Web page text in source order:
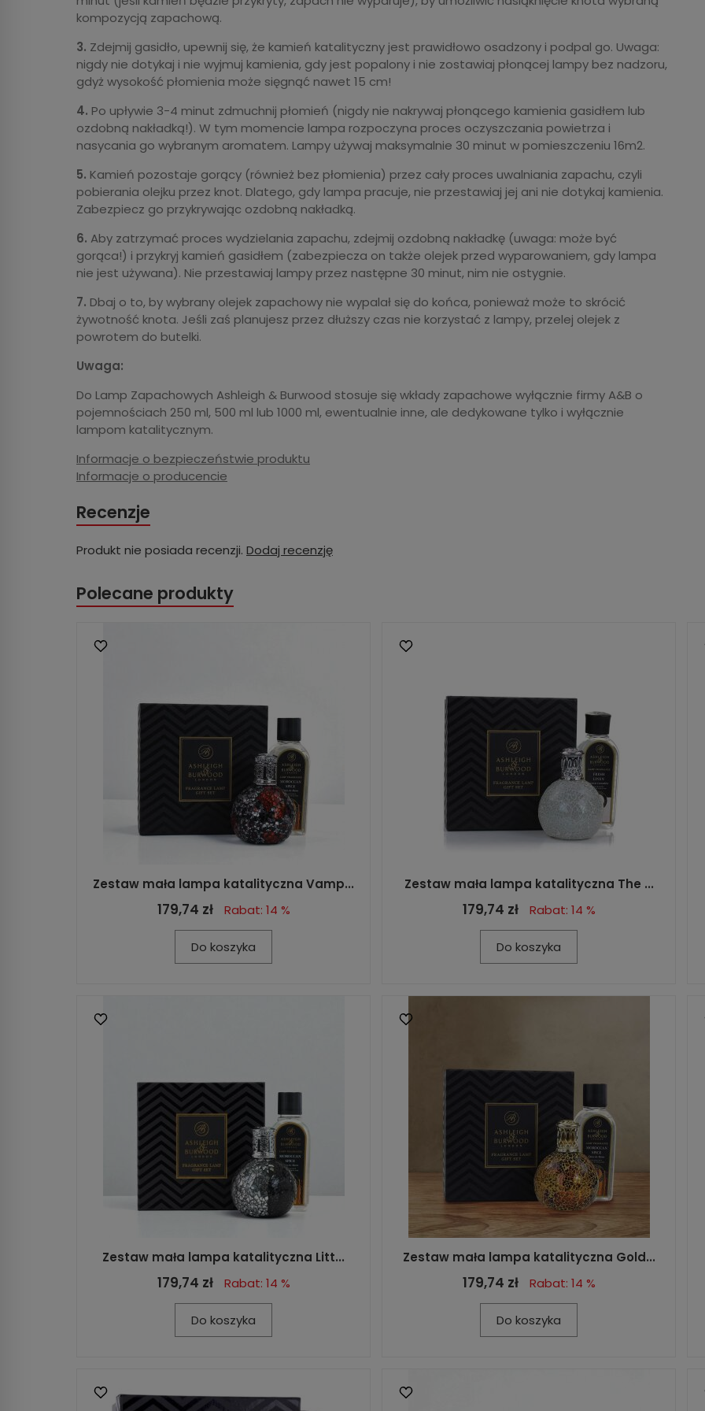
kompozycją zapachową.
3. Zdejmij gasidło, upewnij się, że kamień katalityczny jest prawidłowo osadzony i podpal go. Uwaga:
nigdy nie dotykaj i nie wyjmuj kamienia, gdy jest popalony i nie zostawiaj płonącej lampy bez nadzoru,
gdyż wysokość płomienia może sięgnąć nawet 15 cm!
4. Po upływie 3-4 minut zdmuchnij płomień (nigdy nie nakrywaj płonącego kamienia gasidłem lub
ozdobną nakładką!). W tym momencie lampa rozpoczyna proces oczyszczania powietrza i
nasycania go wybranym aromatem. Lampy używaj maksymalnie 30 minut w pomieszczeniu 16m2.
5. Kamień pozostaje gorący (również bez płomienia) przez cały proces uwalniania zapachu, czyli
pobierania olejku przez knot. Dlatego, gdy lampa pracuje, nie przestawiaj jej ani nie dotykaj kamienia.
Zabezpiecz go przykrywając ozdobną nakładką.
6. Aby zatrzymać proces wydzielania zapachu, zdejmij ozdobną nakładkę (uwaga: może być
gorąca!) i przykryj kamień gasidłem (zabezpiecza on także olejek przed wyparowaniem, gdy lampa
nie jest używana). Nie przestawiaj lampy przez następne 30 minut, nim nie ostygnie.
7. Dbaj o to, by wybrany olejek zapachowy nie wypalał się do końca, ponieważ może to skrócić
żywotność knota. Jeśli zaś planujesz przez dłuższy czas nie korzystać z lampy, przelej olejek z
powrotem do butelki.
Uwaga:
Do Lamp Zapachowych Ashleigh & Burwood stosuje się wkłady zapachowe wyłącznie firmy A&B o
pojemnościach 250 ml, 500 ml lub 1000 ml, ewentualnie inne, ale dedykowane tylko i wyłącznie
lampom katalitycznym.
Informacje o bezpieczeństwie produktu
Informacje o producencie
Recenzje
Produkt nie posiada recenzji. Dodaj recenzję
Polecane produkty
Zestaw mała lampa katalityczna Vamp...
179,74 zł Rabat: 14 %
Do koszyka
Zestaw mała lampa katalityczna The ...
179,74 zł Rabat: 14 %
Do koszyka
Zestaw mała lampa katalityczna Litt...
179,74 zł Rabat: 14 %
Do koszyka
Zestaw mała lampa katalityczna Gold...
179,74 zł Rabat: 14 %
Do koszyka